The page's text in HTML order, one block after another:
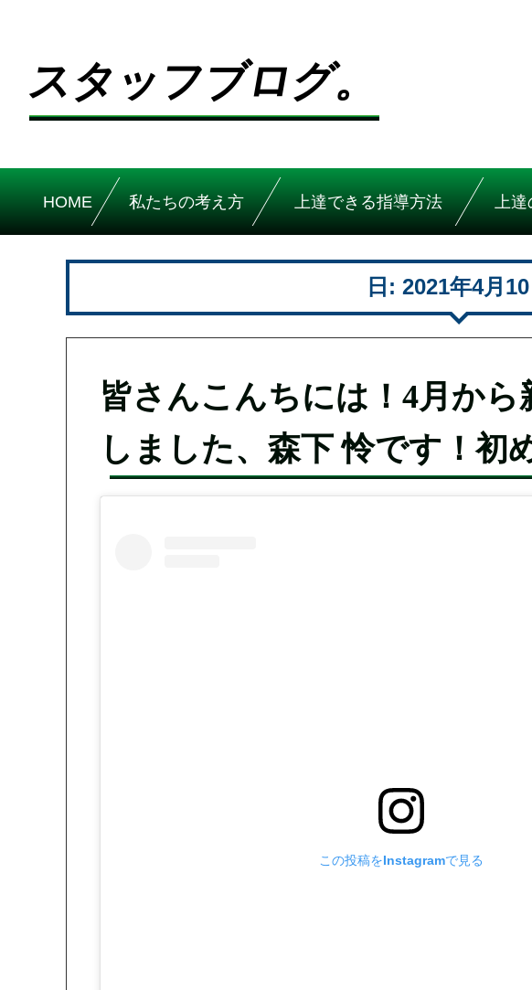
スタッフブログ。
HOME 私たちの考え方 上達できる指導方法 上
日: 2021年4月10
皆さんこんちには！4月か
しました、森下 怜です！初
この投稿をInstagramで見る